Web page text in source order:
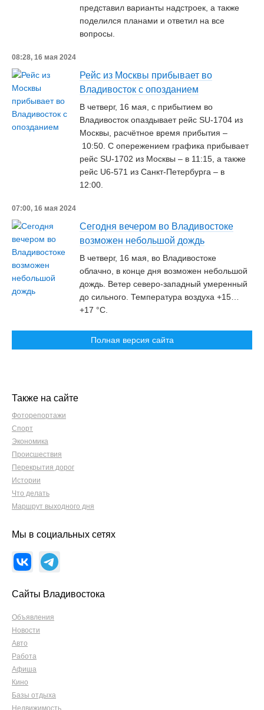
представил варианты надстроек, а также
поделился планами и ответил на все
вопросы.
08:28, 16 мая 2024
Рейс из Москвы прибывает во
Владивосток с опозданием
В четверг, 16 мая, с прибытием во
Владивосток опаздывает рейс SU-1704 из
Москвы, расчётное время прибытия –
10:50. С опережением графика прибывает
рейс SU-1702 из Москвы – в 11:15, а также
рейс U6-571 из Санкт-Петербурга – в
12:00.
07:00, 16 мая 2024
Сегодня вечером во Владивостоке
возможен небольшой дождь
В четверг, 16 мая, во Владивостоке
облачно, в конце дня возможен небольшой
дождь. Ветер северо-западный умеренный
до сильного. Температура воздуха +15…
+17 °С.
Полная версия сайта
Также на сайте
Фоторепортажи
Спорт
Экономика
Происшествия
Перекрытия дорог
Истории
Что делать
Маршрут выходного дня
Мы в социальных сетях
Сайты Владивостока
Объявления
Новости
Авто
Работа
Афиша
Кино
Базы отдыха